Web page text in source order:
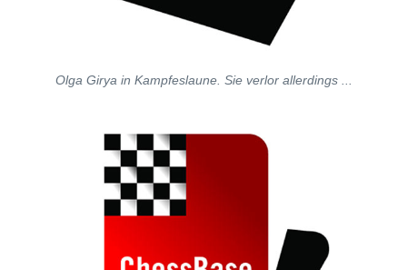
Olga Girya in Kampfeslaune. Sie verlor allerdings ...